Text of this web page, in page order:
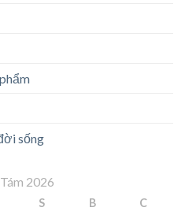
sống
2026
S B C